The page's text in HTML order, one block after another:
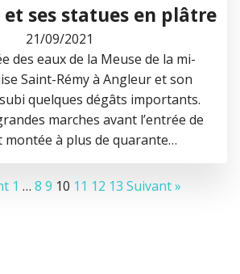
et ses statues en plâtre
21/09/2021
des eaux de la Meuse de la mi-
Saint-Rémy à Angleur et son
quelques dégâts importants.
marches avant l’entrée de
montée à plus de quarante…
1 … 8 9 10 11 12 13 Suivant »